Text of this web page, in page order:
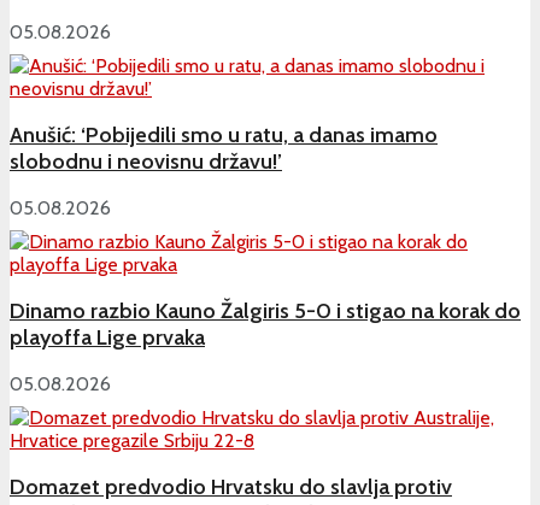
05.08.2026
Anušić: ‘Pobijedili smo u ratu, a danas imamo
slobodnu i neovisnu državu!’
05.08.2026
Dinamo razbio Kauno Žalgiris 5-0 i stigao na korak do
playoffa Lige prvaka
05.08.2026
Domazet predvodio Hrvatsku do slavlja protiv